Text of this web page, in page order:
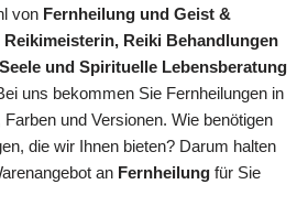
von Fernheilung und Geist &
Reiki Behandlungen
und Spirituelle Lebensberatung
uns bekommen Sie Fernheilungen in
und Versionen. Wie benötigen
die wir Ihnen bieten? Darum halten
an Fernheilung für Sie